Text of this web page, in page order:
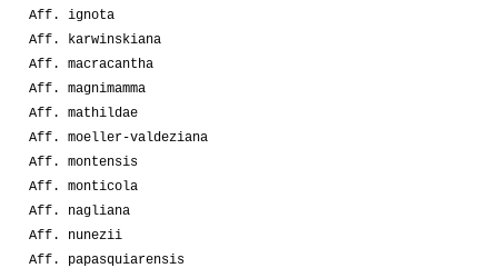
Aff. ignota
Aff. karwinskiana
Aff. macracantha
Aff. magnimamma
Aff. mathildae
Aff. moeller-valdeziana
Aff. montensis
Aff. monticola
Aff. nagliana
Aff. nunezii
Aff. papasquiarensis